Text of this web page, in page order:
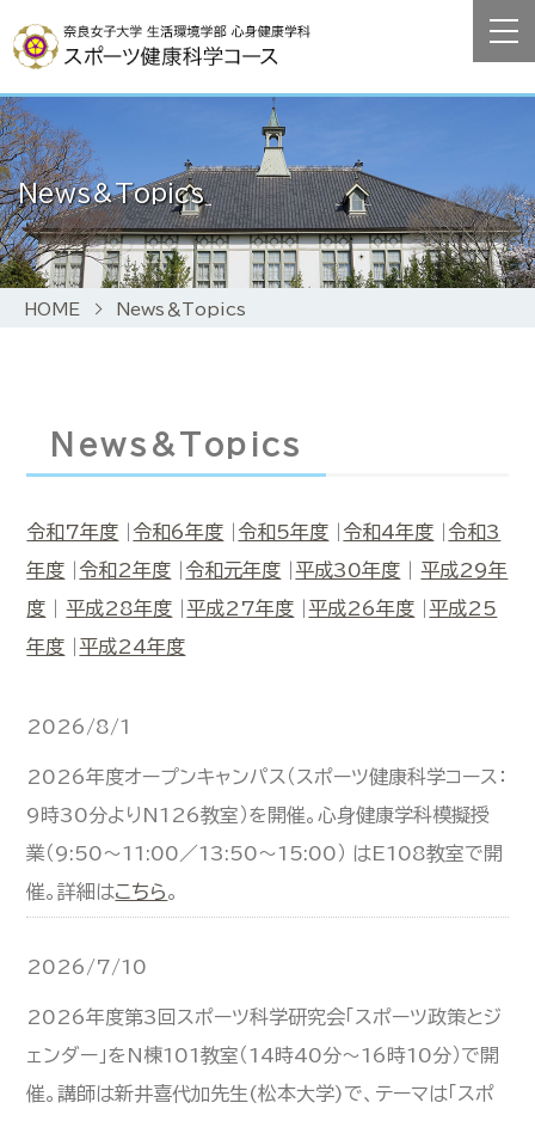
News＆Topics
HOME News＆Topics
News＆Topics
令和7年度 令和6年度 令和5年度 令和4年度
令和3
年度
令和2年度 令和元年度 |平成30年度 |平成29年
度 |平成28年度 |平成27年度 |平成26年度 |平成25
年度 |平成24年度
2026/8/1
2026年度オープンキャンパス（スポーツ健康科学コース：
9時30分よりN126教室）を開催。心身健康学科模擬授
業（9:50～11:00／13:50～15:00） はE108教室で開
催。詳細はこちら。
2026/7/10
2026年度第3回スポーツ科学研究会「スポーツ政策とジ
ェンダー」をN棟101教室（14時40分～16時10分）で開
催。講師は新井喜代加先生(松本大学)で、テーマは「スポ